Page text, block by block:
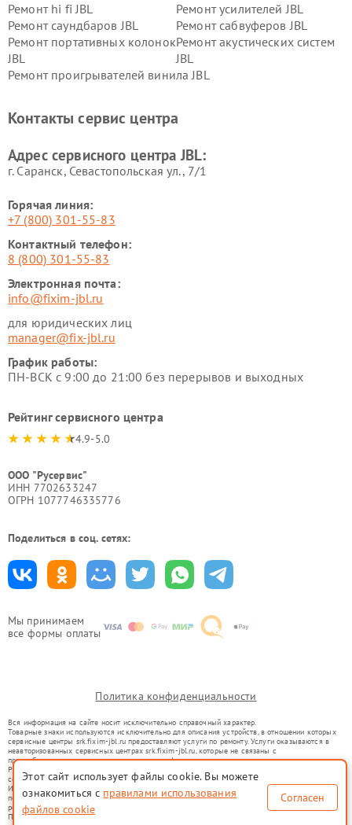
Мы принимаем
все формы оплаты
Ремонт hi fi JBL
Ремонт усилителей JBL
Ремонт саундбаров JBL
Ремонт сабвуферов JBL
Ремонт портативных колонок
JBL
Ремонт акустических систем
JBL
Ремонт проигрывателей винила JBL
Контакты сервис центра
Адрес сервисного центра JBL:
г. Саранск, Севастопольская ул., 7/1
Горячая линия:
+7 (800) 301-55-83
Контактный телефон:
8 (800) 301-55-83
Электронная почта:
info@fixim-jbl.ru
для юридических лиц
manager@fix-jbl.ru
График работы:
ПН-ВСК с 9:00 до 21:00 без перерывов и выходных
Рейтинг сервисного центра
4.9-5.0
ООО "Русервис"
ИНН 7702633247
ОГРН 1077746335776
Поделиться в соц. сетях:
Политика конфиденциальности
Вся информация на сайте носит исключительно справочный характер.
Товарные знаки используются исключительно для описания устройств, в отношении которых
сервисные центры srk.fixim-jbl.ru предоставляют услуги по ремонту. Услуги оказываются в
неавторизованных сервисных центрах srk.fixim-jbl.ru, которые не связаны с
правообладателями товарных знаков или их официальными представителями.
Ремонт осуществляется для устройств, уже введенных в гражданский оборот в соответствии
со статьей 1487 ГК РФ.
Использование товарных знаков не преследует цели индивидуализации услуг или введения
потребителей в заблуждение, а служит для информирования о предоставляемых услугах по
ремонту техники указанных брендов.
Представленная на сайте информация не является публичной офертой, определяемой
Этот сайт использует файлы cookie. Вы можете
ознакомиться с правилами использования
файлов cookie
Согласен